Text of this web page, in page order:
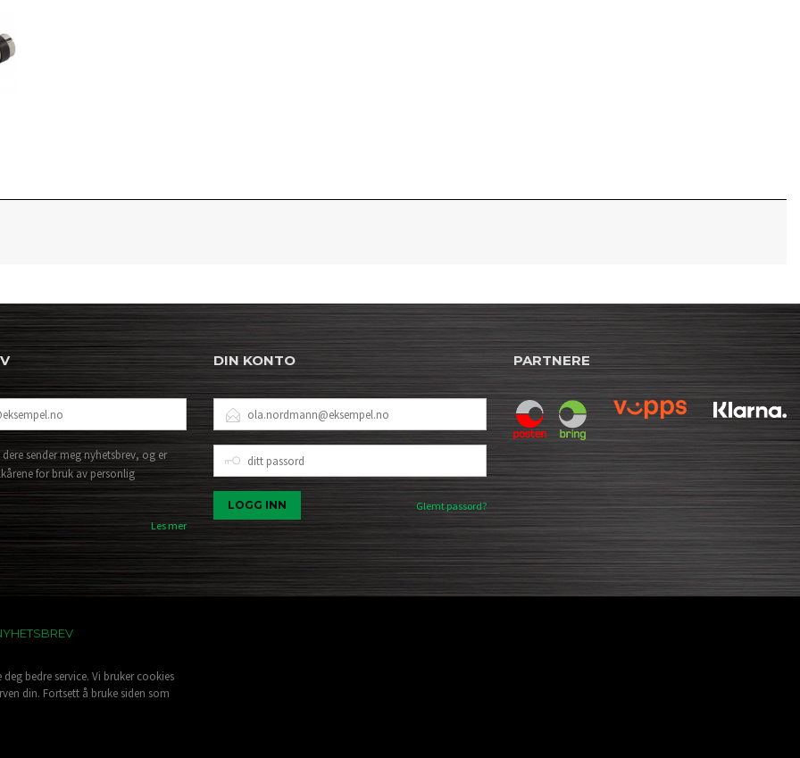
sender meg nyhetsbrev, og er
for bruk av personlig
Les mer
DIN KONTO
POSTADRESSE
PASSORD
Glemt passord?
PARTNERE
bedre service. Vi bruker cookies
din. Fortsett å bruke siden som